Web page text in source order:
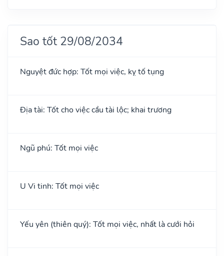
Sao tốt 29/08/2034
Nguyệt đức hợp: Tốt mọi việc, kỵ tố tụng
Địa tài: Tốt cho việc cầu tài lộc; khai trương
Ngũ phú: Tốt mọi việc
U Vi tinh: Tốt mọi việc
Yếu yên (thiên quý): Tốt mọi việc, nhất là cưới hỏi